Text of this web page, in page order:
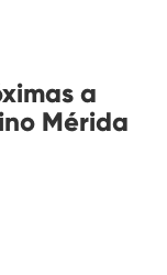
a
Mérida